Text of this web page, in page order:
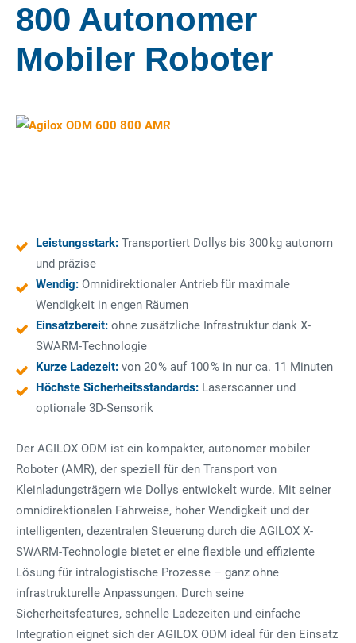
800 Autonomer
Mobiler Roboter
Leistungsstark: Transportiert Dollys bis 300 kg autonom
und präzise
Wendig: Omnidirektionaler Antrieb für maximale
Wendigkeit in engen Räumen
Einsatzbereit: ohne zusätzliche Infrastruktur dank X-
SWARM-Technologie
Kurze Ladezeit: von 20 % auf 100 % in nur ca. 11 Minuten
Höchste Sicherheitsstandards: Laserscanner und
optionale 3D-Sensorik
Der AGILOX ODM ist ein kompakter, autonomer mobiler
Roboter (AMR), der speziell für den Transport von
Kleinladungsträgern wie Dollys entwickelt wurde. Mit seiner
omnidirektionalen Fahrweise, hoher Wendigkeit und der
intelligenten, dezentralen Steuerung durch die AGILOX X-
SWARM-Technologie bietet er eine flexible und effiziente
Lösung für intralogistische Prozesse – ganz ohne
infrastrukturelle Anpassungen. Durch seine
Sicherheitsfeatures, schnelle Ladezeiten und einfache
Integration eignet sich der AGILOX ODM ideal für den Einsatz